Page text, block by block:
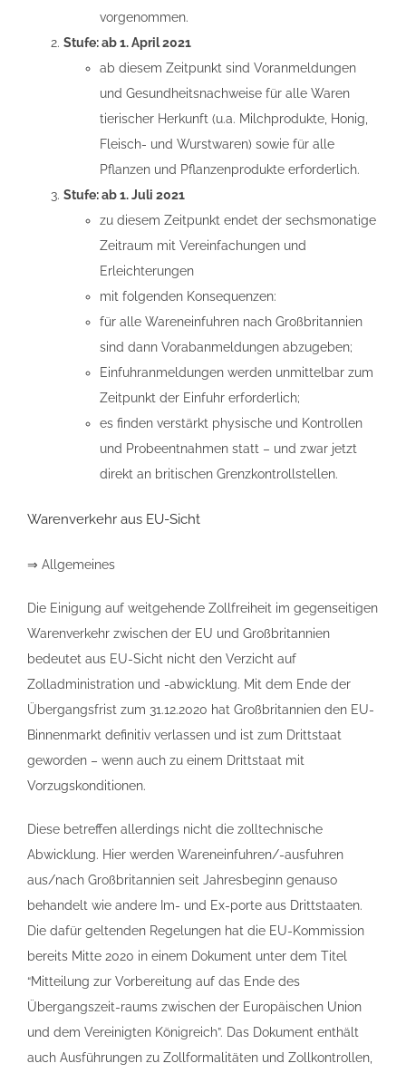
vorgenommen.
Stufe: ab 1. April 2021
ab diesem Zeitpunkt sind Voranmeldungen
und Gesundheitsnachweise für alle Waren
tierischer Herkunft (u.a. Milchprodukte, Honig,
Fleisch- und Wurstwaren) sowie für alle
Pflanzen und Pflanzenprodukte erforderlich.
Stufe: ab 1. Juli 2021
zu diesem Zeitpunkt endet der sechsmonatige
Zeitraum mit Vereinfachungen und
Erleichterungen
mit folgenden Konsequenzen:
für alle Wareneinfuhren nach Großbritannien
sind dann Vorabanmeldungen abzugeben;
Einfuhranmeldungen werden unmittelbar zum
Zeitpunkt der Einfuhr erforderlich;
es finden verstärkt physische und Kontrollen
und Probeentnahmen statt – und zwar jetzt
direkt an britischen Grenzkontrollstellen.
Warenverkehr aus EU-Sicht
⇒ Allgemeines
Die Einigung auf weitgehende Zollfreiheit im gegenseitigen
Warenverkehr zwischen der EU und Großbritannien
bedeutet aus EU-Sicht nicht den Verzicht auf
Zolladministration und -abwicklung. Mit dem Ende der
Übergangsfrist zum 31.12.2020 hat Großbritannien den EU-
Binnenmarkt definitiv verlassen und ist zum Drittstaat
geworden – wenn auch zu einem Drittstaat mit
Vorzugskonditionen.
Diese betreffen allerdings nicht die zolltechnische
Abwicklung. Hier werden Wareneinfuhren/-ausfuhren
aus/nach Großbritannien seit Jahresbeginn genauso
behandelt wie andere Im- und Ex-porte aus Drittstaaten.
Die dafür geltenden Regelungen hat die EU-Kommission
bereits Mitte 2020 in einem Dokument unter dem Titel
“Mitteilung zur Vorbereitung auf das Ende des
Übergangszeit-raums zwischen der Europäischen Union
und dem Vereinigten Königreich”. Das Dokument enthält
auch Ausführungen zu Zollformalitäten und Zollkontrollen,